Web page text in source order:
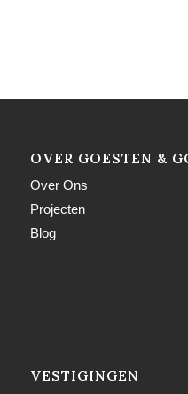
OVER GOESTEN &
Over Ons
Projecten
Blog
VESTIGINGEN